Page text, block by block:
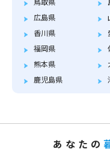
広島県
香川県
福岡県
熊本県
鹿児島県
あなたの